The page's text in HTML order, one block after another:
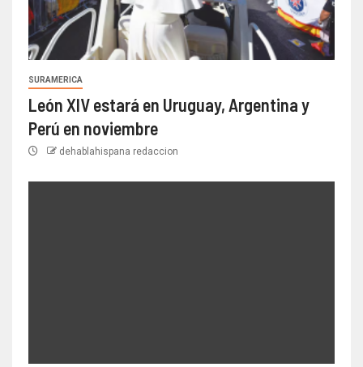
SURAMERICA
León XIV estará en Uruguay, Argentina y
Perú en noviembre
dehablahispana redaccion